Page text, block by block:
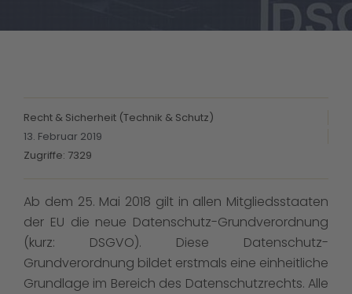
Recht & Sicherheit (Technik & Schutz)
13. Februar 2019
Zugriffe: 7329
Ab dem 25. Mai 2018 gilt in allen Mitgliedsstaaten
der EU die neue Datenschutz-Grundverordnung
(kurz: DSGVO). Diese Datenschutz-
Grundverordnung bildet erstmals eine einheitliche
Grundlage im Bereich des Datenschutzrechts. Alle